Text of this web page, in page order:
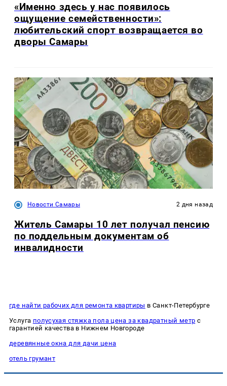
«Именно здесь у нас появилось
ощущение семейственности»:
любительский спорт возвращается во
дворы Самары
Новости Самары 2 дня назад
Житель Самары 10 лет получал пенсию
по поддельным документам об
инвалидности
где найти рабочих для ремонта квартиры в Санкт-Петербурге
Услуга полусухая стяжка пола цена за квадратный метр с
гарантией качества в Нижнем Новгороде
деревянные окна для дачи цена
отель грумант